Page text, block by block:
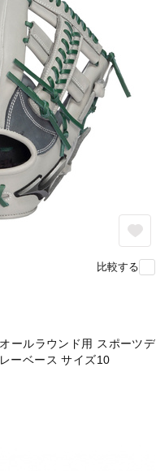
比較する
ールラウンド用 スポーツデ
ーベース サイズ10